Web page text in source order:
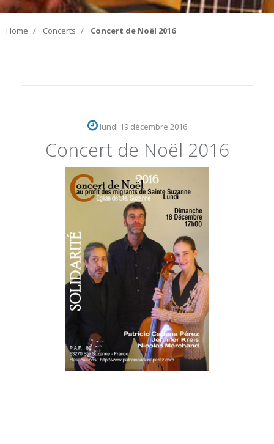
Home Concerts Concert de Noël 2016
lundi 19 décembre 2016
Concert de Noël 2016